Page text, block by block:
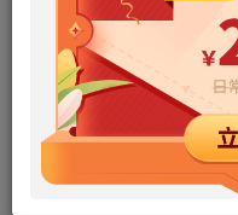
hiresz.com.txt
周蕙 – 被遗忘的时光.flac
周蕙 – 当归 (电视剧「秦
周蕙 – 和解局 (影视剧